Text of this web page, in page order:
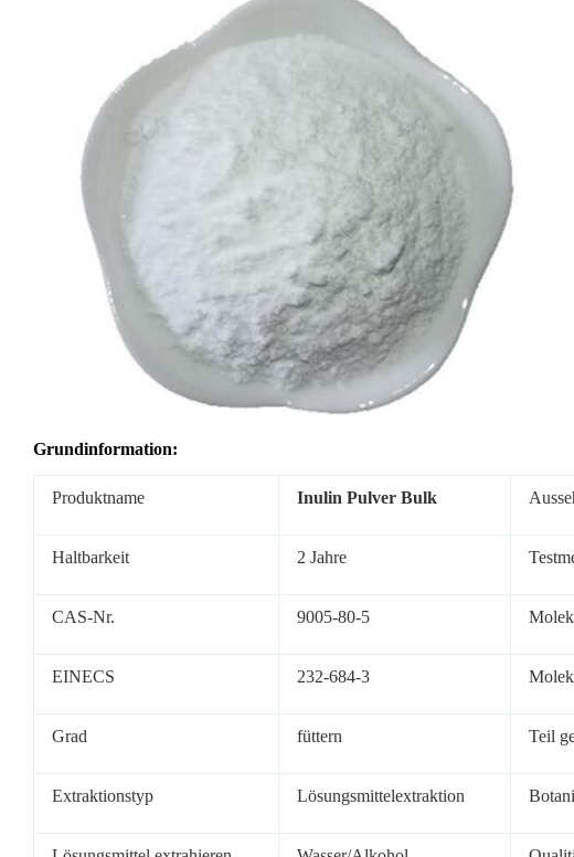
Grundinformation:
Produktname Inulin Pulver Bulk
Haltbarkeit 2 Jahre
CAS-Nr. 9005-80-5
EINECS 232-684-3
Grad füttern Teil
Extraktionstyp Lösungsmittelextraktion